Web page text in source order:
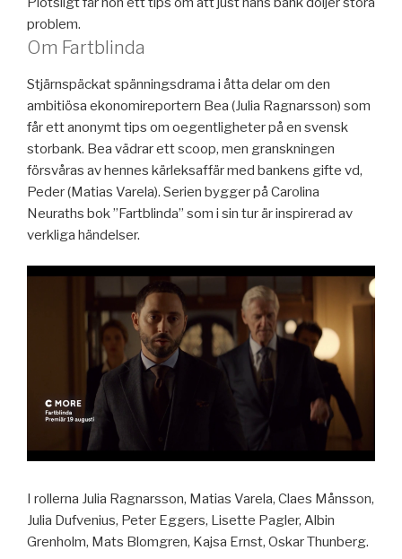
problem.
Om Fartblinda
Stjärnspäckat spänningsdrama i åtta delar om den
ambitiösa ekonomireportern Bea (Julia Ragnarsson) som
får ett anonymt tips om oegentligheter på en svensk
storbank. Bea vädrar ett scoop, men granskningen
försvåras av hennes kärleksaffär med bankens gifte vd,
Peder (Matias Varela). Serien bygger på Carolina
Neuraths bok ”Fartblinda” som i sin tur är inspirerad av
verkliga händelser.
I rollerna Julia Ragnarsson, Matias Varela, Claes Månsson,
Julia Dufvenius, Peter Eggers, Lisette Pagler, Albin
Grenholm, Mats Blomgren, Kajsa Ernst, Oskar Thunberg.